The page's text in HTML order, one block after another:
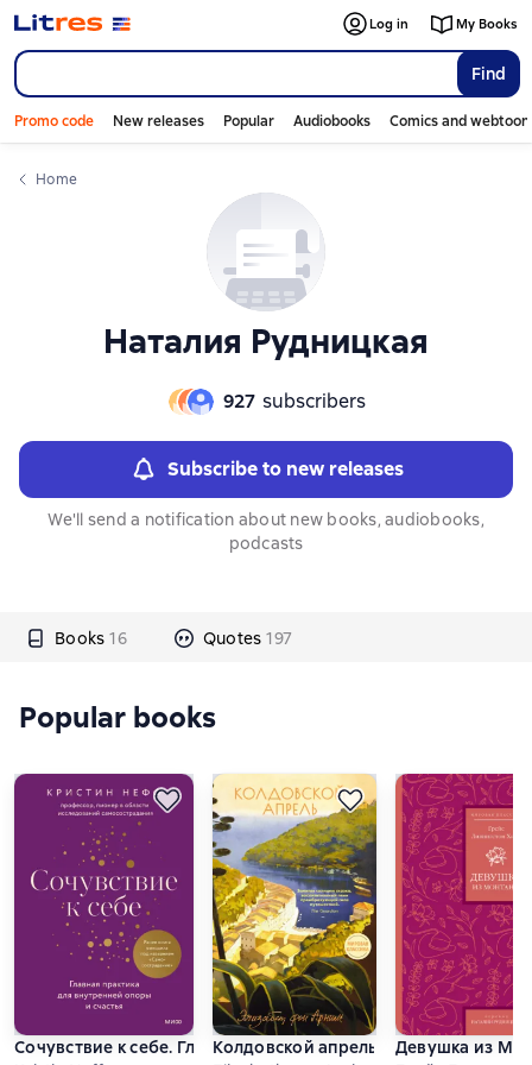
Find
Log in My Books
Promo code New releases Popular Audiobooks Comics and
Home
Наталия Рудницкая
927 subscribers
Subscribe to new releases
We'll send a notification about new books, audiobooks,
podcasts
Books 16 Quotes 197
Слайдер с книгами
Popular books
Сочувствие к себе. Главная практика для внутренней опоры
Колдовской апрель
Девушка из
Слайдер с книгами